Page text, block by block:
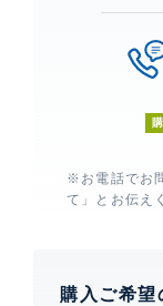
※お電話でお
て」とお伝え
購入ご希望